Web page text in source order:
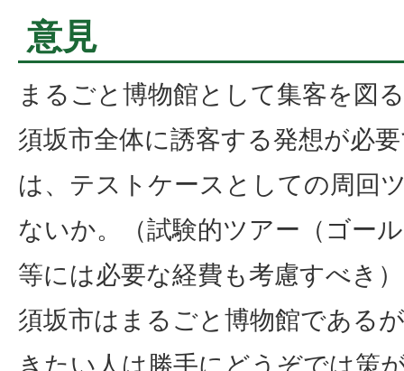
意見
まるごと博物館として集客を図
須坂市全体に誘客する発想が必
は、テストケースとしての周回
ないか。（試験的ツアー（ゴー
等には必要な経費も考慮すべき）
須坂市はまるごと博物館である
きたい人は勝手にどうぞでは策